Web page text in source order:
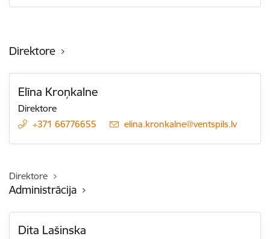
Direktore
Elīna Kroņkalne
Direktore
+371 66776655
E-pasts:
elina.kronkalne@ventspils.lv
Direktore
Administrācija
Dita Lašinska